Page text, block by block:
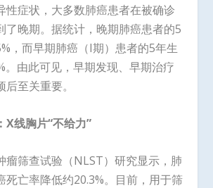
性症状，大多数肺癌患者在被确诊
了晚期。据统计，晚期肺癌患者的5
，而早期肺癌（I期）患者的5年生
。由此可见，早期发现、早期治疗
至关重要。
X线胸片“不给力”
瘤筛查试验（NLST）研究显示，肺
死亡率降低约20.3%。目前，用于筛